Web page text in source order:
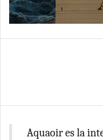
Aquaoir es la